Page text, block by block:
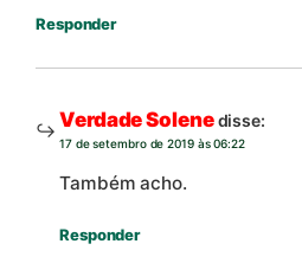
Responder
Verdade Solenedisse:
17 de setembro de 2019 às 06:22
Também acho.
Responder